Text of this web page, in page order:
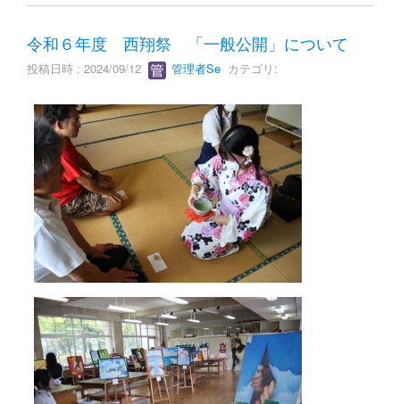
令和６年度 西翔祭 「一般公開」について
投稿日時 : 2024/09/12 管理者Se カテゴリ: